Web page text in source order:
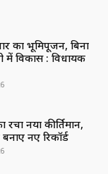
का भूमिपूजन, बिना
में विकास : विधायक
नया कीर्तिमान,
नए रिकॉर्ड